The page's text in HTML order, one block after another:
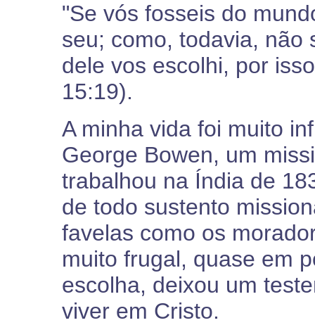
"Se vós fosseis do
seu; como, todavia, não
dele vos escolhi, por
15:19).
A minha vida foi muito
George Bowen, um
trabalhou na Índia de
de todo sustento
favelas como os
muito frugal, quase em
escolha, deixou um
viver em Cristo.